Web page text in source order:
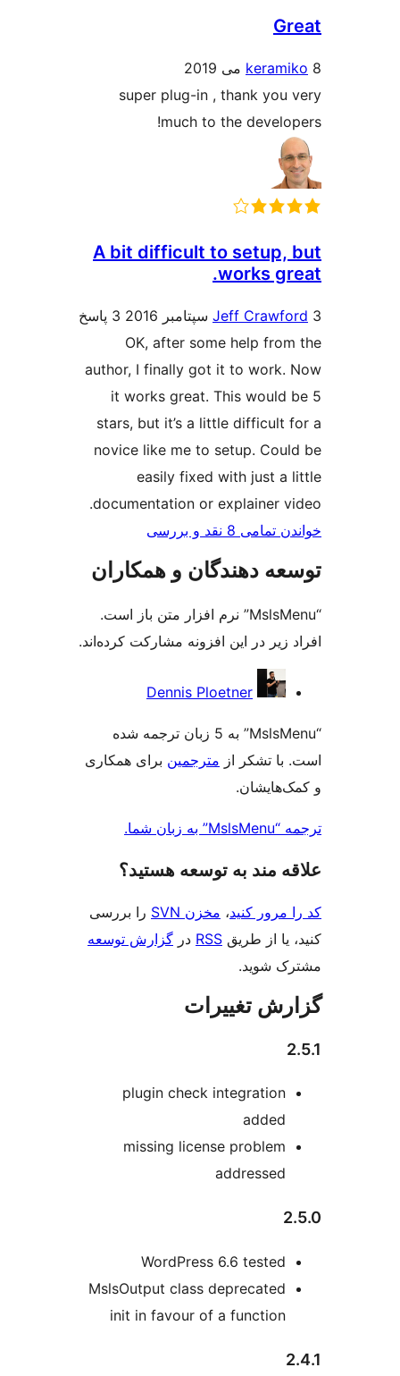
super plug-in , thank
much to the
A bit difficult to
3 پاسخ
OK, after some help
author, I finally got it to work.
it works great. This
stars, but it’s a little
novice like me to setup.
easily fixed with just
documentation or explainer
دهندگان و همکاران
“MslsMenu” نرم افزار متن باز است.
زیر در این افزونه مشارکت کرده‌اند.
Dennis Ploetner
“MslsMenu” به 5 زبان ترجمه شده
مترجمینبرای همکاری
مند به توسعه هستید؟
مخزن SVN
را بررسی
RSSدرگزارش توسعه
تغییرات
plugin check integration
missing license problem
WordPress 6.6 tested
MslsOutput class deprecated
init in favour of a function